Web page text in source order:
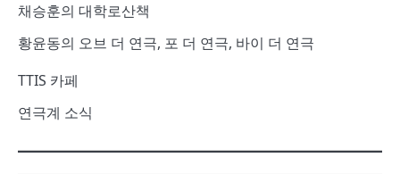
채승훈의 대학로산책
황윤동의 오브 더 연극, 포 더 연극, 바이 더 연극
TTIS 카페
연극계 소식